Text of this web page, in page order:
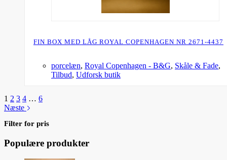
FIN BOX MED LÅG ROYAL COPENHAGEN NR 2671-4437
porcelæn, Royal Copenhagen - B&G, Skåle & Fade,
Tilbud, Udforsk butik
1 2 3 4 … 6
Næste
Filter for pris
Populære produkter